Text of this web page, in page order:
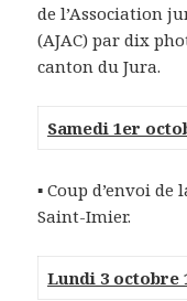
de l’Association
(AJAC) par dix
canton du Jura.
Samedi 1er
▪ Coup d’envoi
Saint-Imier.
Lundi 3 octobre